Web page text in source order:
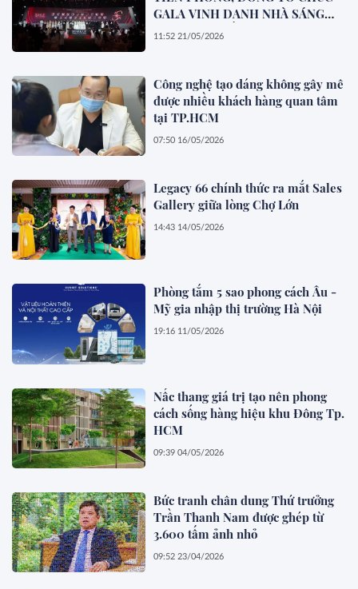
GALA VINH DANH NHÀ SÁNG
TẠO LIVE XUẤT SẮC 2025
11:52 21/05/2026
Công nghệ tạo dáng không gây mê
được nhiều khách hàng quan tâm
tại TP.HCM
07:50 16/05/2026
Legacy 66 chính thức ra mắt Sales
Gallery giữa lòng Chợ Lớn
14:43 14/05/2026
Phòng tắm 5 sao phong cách Âu -
Mỹ gia nhập thị trường Hà Nội
19:16 11/05/2026
Nấc thang giá trị tạo nên phong
cách sống hàng hiệu khu Đông Tp.
HCM
09:39 04/05/2026
Bức tranh chân dung Thứ trưởng
Trần Thanh Nam được ghép từ
3.600 tấm ảnh nhỏ
09:52 23/04/2026